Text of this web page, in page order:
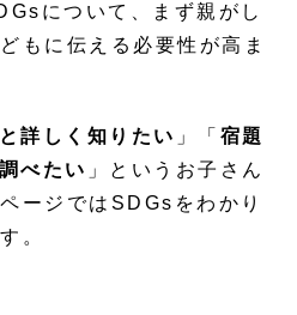
について、まず親がし
もに伝える必要性が高ま
詳しく知りたい 」「 宿題
べたい 」というお子さん
ージではSDGsをわかり
。